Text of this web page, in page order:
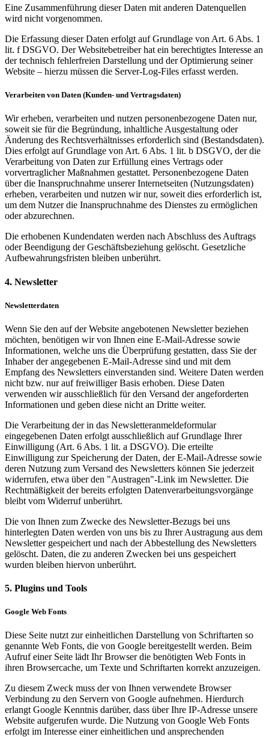
Eine Zusammenführung dieser Daten mit anderen Datenquellen
wird nicht vorgenommen.
Die Erfassung dieser Daten erfolgt auf Grundlage von Art. 6 Abs. 1
lit. f DSGVO. Der Websitebetreiber hat ein berechtigtes Interesse an
der technisch fehlerfreien Darstellung und der Optimierung seiner
Website – hierzu müssen die Server-Log-Files erfasst werden.
Verarbeiten von Daten (Kunden- und Vertragsdaten)
Wir erheben, verarbeiten und nutzen personenbezogene Daten nur,
soweit sie für die Begründung, inhaltliche Ausgestaltung oder
Änderung des Rechtsverhältnisses erforderlich sind (Bestandsdaten).
Dies erfolgt auf Grundlage von Art. 6 Abs. 1 lit. b DSGVO, der die
Verarbeitung von Daten zur Erfüllung eines Vertrags oder
vorvertraglicher Maßnahmen gestattet. Personenbezogene Daten
über die Inanspruchnahme unserer Internetseiten (Nutzungsdaten)
erheben, verarbeiten und nutzen wir nur, soweit dies erforderlich ist,
um dem Nutzer die Inanspruchnahme des Dienstes zu ermöglichen
oder abzurechnen.
Die erhobenen Kundendaten werden nach Abschluss des Auftrags
oder Beendigung der Geschäftsbeziehung gelöscht. Gesetzliche
Aufbewahrungsfristen bleiben unberührt.
4. Newsletter
Newsletterdaten
Wenn Sie den auf der Website angebotenen Newsletter beziehen
möchten, benötigen wir von Ihnen eine E-Mail-Adresse sowie
Informationen, welche uns die Überprüfung gestatten, dass Sie der
Inhaber der angegebenen E-Mail-Adresse sind und mit dem
Empfang des Newsletters einverstanden sind. Weitere Daten werden
nicht bzw. nur auf freiwilliger Basis erhoben. Diese Daten
verwenden wir ausschließlich für den Versand der angeforderten
Informationen und geben diese nicht an Dritte weiter.
Die Verarbeitung der in das Newsletteranmeldeformular
eingegebenen Daten erfolgt ausschließlich auf Grundlage Ihrer
Einwilligung (Art. 6 Abs. 1 lit. a DSGVO). Die erteilte
Einwilligung zur Speicherung der Daten, der E-Mail-Adresse sowie
deren Nutzung zum Versand des Newsletters können Sie jederzeit
widerrufen, etwa über den "Austragen"-Link im Newsletter. Die
Rechtmäßigkeit der bereits erfolgten Datenverarbeitungsvorgänge
bleibt vom Widerruf unberührt.
Die von Ihnen zum Zwecke des Newsletter-Bezugs bei uns
hinterlegten Daten werden von uns bis zu Ihrer Austragung aus dem
Newsletter gespeichert und nach der Abbestellung des Newsletters
gelöscht. Daten, die zu anderen Zwecken bei uns gespeichert
wurden bleiben hiervon unberührt.
5. Plugins und Tools
Google Web Fonts
Diese Seite nutzt zur einheitlichen Darstellung von Schriftarten so
genannte Web Fonts, die von Google bereitgestellt werden. Beim
Aufruf einer Seite lädt Ihr Browser die benötigten Web Fonts in
ihren Browsercache, um Texte und Schriftarten korrekt anzuzeigen.
Zu diesem Zweck muss der von Ihnen verwendete Browser
Verbindung zu den Servern von Google aufnehmen. Hierdurch
erlangt Google Kenntnis darüber, dass über Ihre IP-Adresse unsere
Website aufgerufen wurde. Die Nutzung von Google Web Fonts
erfolgt im Interesse einer einheitlichen und ansprechenden